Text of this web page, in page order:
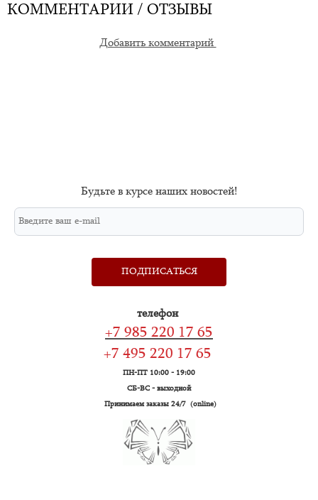
КОММЕНТАРИИ / ОТЗЫВЫ
Добавить комментарий
Будьте в курсе наших новостей!
ПОДПИСАТЬСЯ
телефон
+7 985 220 17 65
+7 495 220 17 65
ПН-ПТ 10:00 - 19:00
СБ-ВС - выходной
Принимаем заказы 24/7 (online)